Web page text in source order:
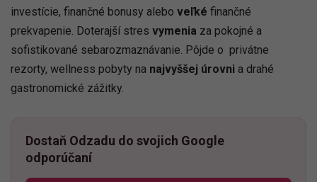
investície, finančné bonusy alebo veľké finančné
prekvapenie. Doterajší stres vymenia za pokojné a
sofistikované sebarozmaznávanie. Pôjde o privátne
rezorty, wellness pobyty na najvyššej úrovni a drahé
gastronomické zážitky.
Dostaň Odzadu do svojich Google
odporúčaní